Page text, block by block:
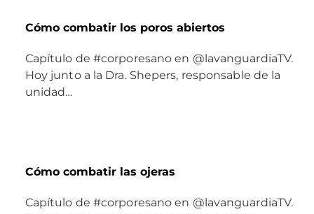
Cómo combatir los poros abiertos
Capítulo de #corporesano en @lavanguardiaTV.
Hoy junto a la Dra. Shepers, responsable de la
unidad…
Cómo combatir las ojeras
Capítulo de #corporesano en @lavanguardiaTV.